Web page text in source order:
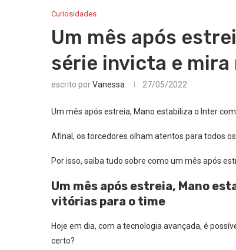
Curiosidades
Um mês após
série invicta e
escrito porVanessa 27/05/2022
Um mês após estreia, Mano estabiliza o Inter
Afinal, os torcedores olham atentos para todos
Por isso, saiba tudo sobre como um mês após
Um mês após estreia, Mano
vitórias para o time
Hoje em dia, com a tecnologia avançada, é
certo?